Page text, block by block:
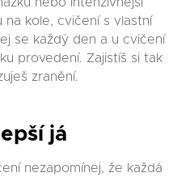
na kole, cvičení s vlastní
se každý den a u cvičení
provedení. Zajistíš si tak
zranění.
já
nezapomínej, že každá